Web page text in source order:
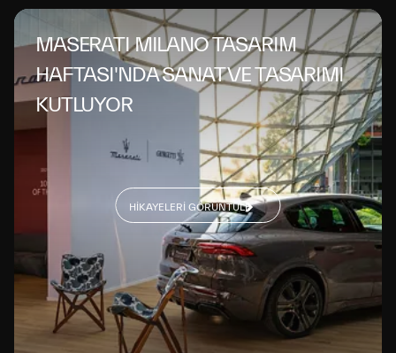
MASERATI MILANO TASARIM
HAFTASI'NDA SANAT VE TASARIMI
KUTLUYOR
HIKAYELERI GÖRÜNTÜLE